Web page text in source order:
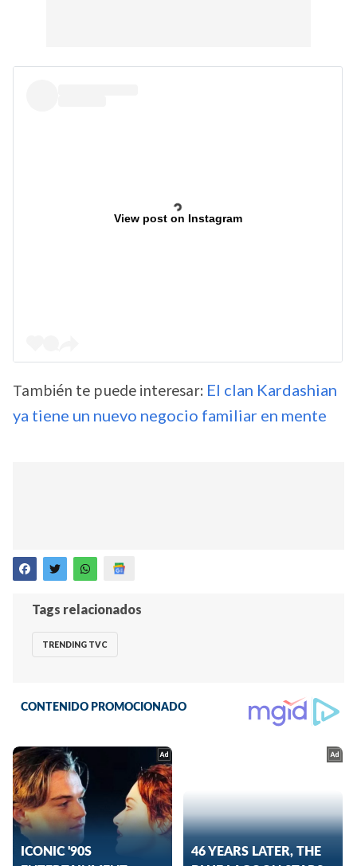
View post on Instagram
También te puede interesar: El clan Kardashian
ya tiene un nuevo negocio familiar en mente
Tags relacionados
TRENDING TVC